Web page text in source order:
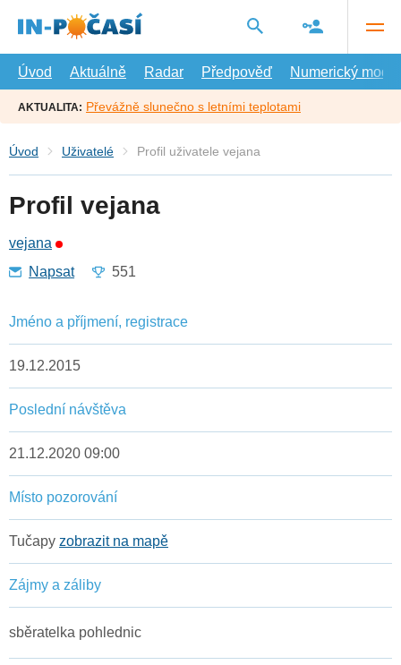
hlavní
Úvod
Aktuálně Radar Předpověď Numerický model
AKTUALITA: Převážně slunečno s letními teplotami
Úvod Uživatelé Profil uživatele vejana
Profil vejana
vejana
Napsat
551
Jméno a příjmení, registrace
19.12.2015
Poslední návštěva
21.12.2020 09:00
Místo pozorování
Tučapy zobrazit na mapě
Zájmy a záliby
sběratelka pohlednic